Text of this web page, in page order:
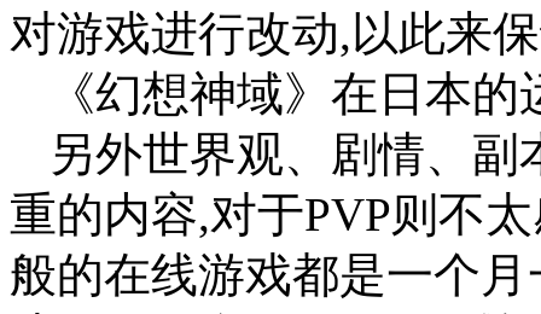
对游戏进行改动,以此来
《幻想神域》在日本
另外世界观、剧情、
重的内容,对于PVP则不
般的在线游戏都是一个